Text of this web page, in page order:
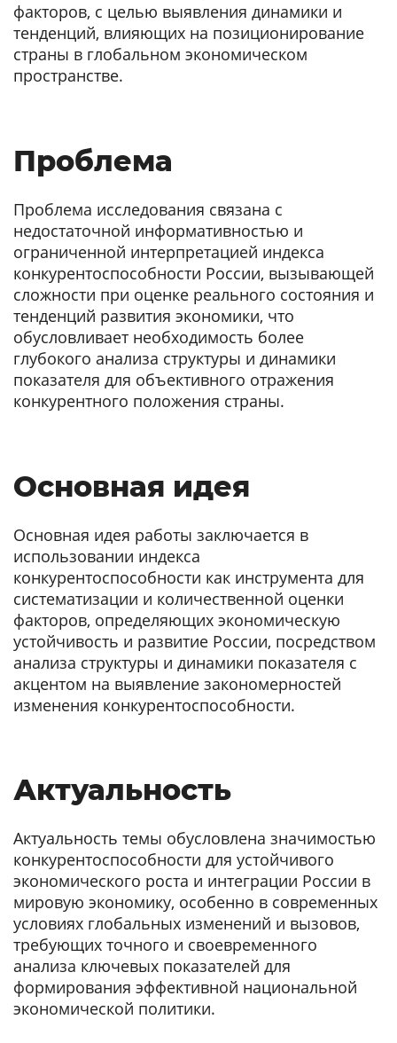
факторов, с целью выявления динамики и
тенденций, влияющих на позиционирование
страны в глобальном экономическом
пространстве.
Проблема
Проблема исследования связана с
недостаточной информативностью и
ограниченной интерпретацией индекса
конкурентоспособности России, вызывающей
сложности при оценке реального состояния и
тенденций развития экономики, что
обусловливает необходимость более
глубокого анализа структуры и динамики
показателя для объективного отражения
конкурентного положения страны.
Основная идея
Основная идея работы заключается в
использовании индекса
конкурентоспособности как инструмента для
систематизации и количественной оценки
факторов, определяющих экономическую
устойчивость и развитие России, посредством
анализа структуры и динамики показателя с
акцентом на выявление закономерностей
изменения конкурентоспособности.
Актуальность
Актуальность темы обусловлена значимостью
конкурентоспособности для устойчивого
экономического роста и интеграции России в
мировую экономику, особенно в современных
условиях глобальных изменений и вызовов,
требующих точного и своевременного
анализа ключевых показателей для
формирования эффективной национальной
экономической политики.